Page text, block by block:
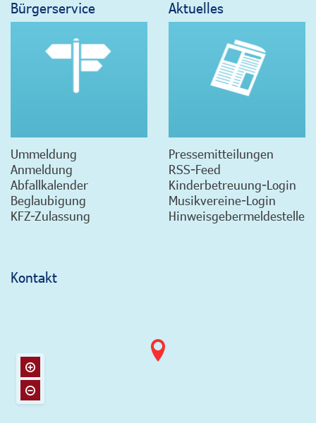
Bürgerservice
Ummeldung
Anmeldung
Abfallkalender
Beglaubigung
KFZ-Zulassung
Aktuelles
Pressemitteilungen
RSS-Feed
Kinderbetreuung-Login
Musikvereine-Login
Hinweisgebermeldestelle
Kontakt